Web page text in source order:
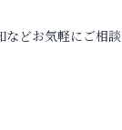
などお気軽にご相